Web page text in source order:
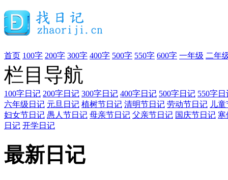
首页 100字 200字 300字 400字 500字 550字 600字 一年级 二年
栏目导航
100字日记 200字日记 300字日记 400字日记 500字日记 550字日
六年级日记 元旦日记 植树节日记 清明节日记 劳动节日记 儿
妇女节日记 愚人节日记 母亲节日记 父亲节日记 国庆节日记 寒
日记 开学日记
最新日记